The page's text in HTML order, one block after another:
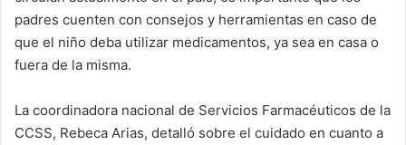
padres cuenten con consejos y herramientas en caso de
que el niño deba utilizar medicamentos, ya sea en casa o
fuera de la misma.
La coordinadora nacional de Servicios Farmacéuticos de la
CCSS, Rebeca Arias, detalló sobre el cuidado en cuanto a